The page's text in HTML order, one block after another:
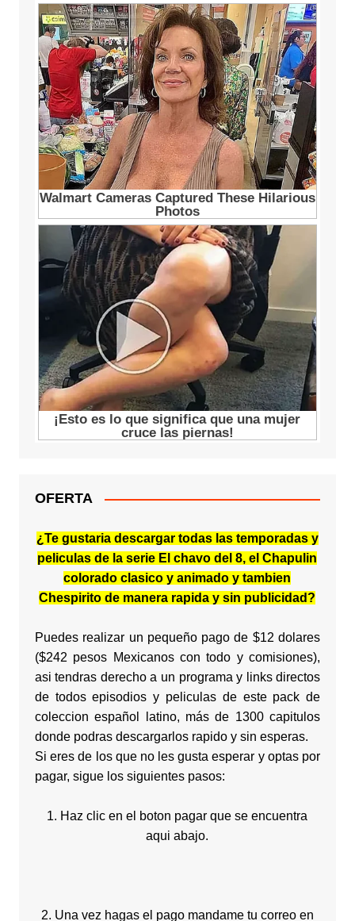
OFERTA
¿Te gustaria descargar todas las temporadas y
peliculas de la serie El chavo del 8, el Chapulin
colorado clasico y animado y tambien
Chespirito de manera rapida y sin publicidad?
Puedes realizar un pequeño pago de $12 dolares
($242 pesos Mexicanos con todo y comisiones),
asi tendras derecho a un programa y links directos
de todos episodios y peliculas de este pack de
coleccion español latino, más de 1300 capitulos
donde podras descargarlos rapido y sin esperas.
Si eres de los que no les gusta esperar y optas por
pagar, sigue los siguientes pasos:
1. Haz clic en el boton pagar que se encuentra
aqui abajo.
2. Una vez hagas el pago mandame tu correo en